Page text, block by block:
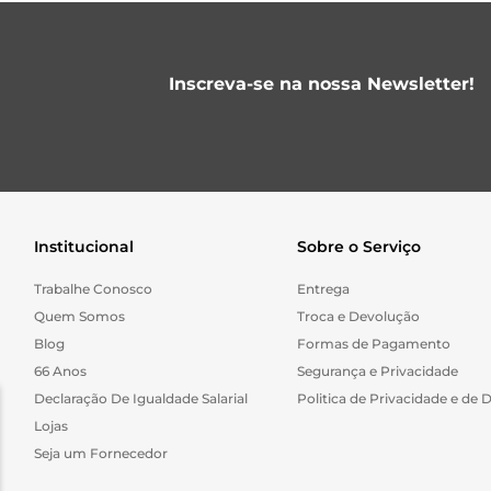
Inscreva-se na nossa Newsletter!
Institucional
Trabalhe Conosco
Quem Somos
Blog
66 Anos
Declaração De Igualdade Salarial
Lojas
Seja um Fornecedor
Sobre o Serviço
Entrega
Troca e Devolução
Formas de Pagamento
Segurança e Privacidade
Politica de Privacidade e de